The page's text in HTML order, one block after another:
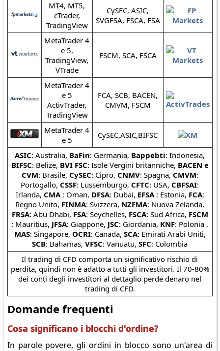
MT4, MT5,
cTrader,
TradingView
CySEC, ASIC,
SVGFSA, FSCA, FSA
MetaTrader 4
e 5,
TradingView,
VTrade
FSCM, SCA, FSCA
MetaTrader 4
e 5
ActivTrader,
TradingView
FCA, SCB, BACEN,
CMVM, FSCM
MetaTrader 4
e 5
CySEC,ASIC,BIFSC
ASIC: Australia, BaFin: Germania, Bappebti: Indonesia,
BIFSC: Belize, BVI FSC: Isole Vergini britanniche, BACEN e
CVM: Brasile, CySEC: Cipro, CNMV: Spagna, CMVM:
Portogallo, CSSF: Lussemburgo, CFTC: USA, CBFSAI:
Irlanda, CMA: Oman, DFSA: Dubai, EFSA: Estonia, FCA:
Regno Unito, FINMA: Svizzera, NZFMA: Nuova Zelanda,
FRSA: Abu Dhabi, FSA: Seychelles, FSCA: Sud Africa, FSCM
: Mauritius, JFSA: Giappone, JSC: Giordania, KNF: Polonia ,
MAS: Singapore, OCRI: Canada, SCA: Emirati Arabi Uniti,
SCB: Bahamas,VFSC: Vanuatu,SFC: Colombia
Il trading di CFD comporta un significativo rischio di
perdita, quindi non è adatto a tutti gli investitori. Il 70-80%
dei conti degli investitori al dettaglio perde denaro nel
trading di CFD.
Domande frequenti
Cosa significano i blocchi d'ordine?
In parole povere, gli ordini in blocco sono un'area di